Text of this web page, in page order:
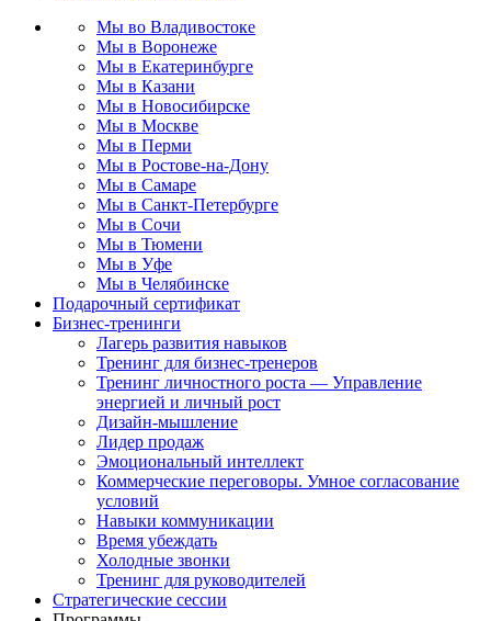
Мы во Владивостоке
Мы в Воронеже
Мы в Екатеринбурге
Мы в Казани
Мы в Новосибирске
Мы в Москве
Мы в Перми
Мы в Ростове-на-Дону
Мы в Самаре
Мы в Санкт-Петербурге
Мы в Сочи
Мы в Тюмени
Мы в Уфе
Мы в Челябинске
Подарочный сертификат
Бизнес-тренинги
Лагерь развития навыков
Тренинг для бизнес-тренеров
Тренинг личностного роста — Управление
энергией и личный рост
Дизайн-мышление
Лидер продаж
Эмоциональный интеллект
Коммерческие переговоры. Умное согласование
условий
Навыки коммуникации
Время убеждать
Холодные звонки
Тренинг для руководителей
Стратегические сессии